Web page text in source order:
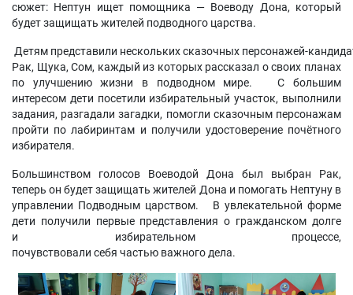
сюжет: Нептун ищет помощника — Воеводу Дона, который
будет защищать жителей подводного царства.
Детям представили нескольких сказочных
Рак, Щука, Сом, каждый из которых рассказал о своих планах
по улучшению жизни в подводном мире. С большим
интересом дети посетили избирательный участок, выполнили
задания, разгадали загадки, помогли сказочным персонажам
пройти по лабиринтам и получили удостоверение почётного
избирателя.
Большинством голосов Воеводой Дона был выбран Рак,
теперь он будет защищать жителей Дона и помогать Нептуну в
управлении Подводным царством. В увлекательной форме
дети получили первые представления о гражданском долге
и избирательном процессе,
почувствовали себя частью важного дела.